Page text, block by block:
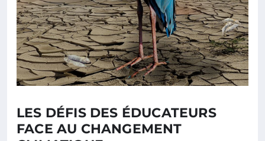
LES DÉFIS DES ÉDUCATEURS
FACE AU CHANGEMENT